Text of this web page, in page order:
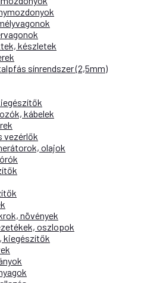
készletek
sínrendszer (2,5mm)
kábelek
vezérlők
olajok
növények
oszlopok
kiegészítők